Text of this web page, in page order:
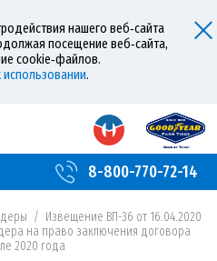
нашего веб‑сайта
посещение веб‑сайта,
cookie‑файлов.
.
8-800-770-72-14
/ Извещение ВП-36 от 16.04.2020
на право заключения договора
2020 года